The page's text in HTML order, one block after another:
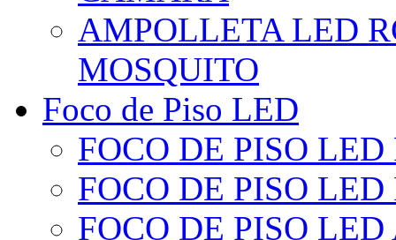
AMPOLLETA LED
MOSQUITO
Foco de Piso LED
FOCO DE PISO
FOCO DE PISO
FOCO DE PISO